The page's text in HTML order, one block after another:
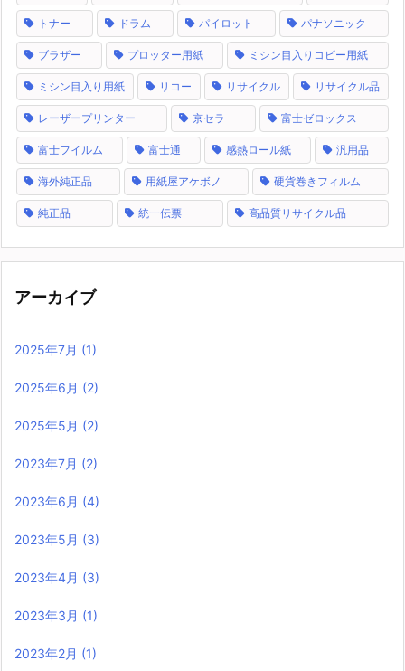
トナー ドラム パイロット パナソニック
ブラザー プロッター用紙 ミシン目入りコピー用紙
ミシン目入り用紙 リコー リサイクル リサイクル品
レーザープリンター 京セラ 富士ゼロックス
富士フイルム 富士通 感熱ロール紙 汎用品
海外純正品 用紙屋アケボノ 硬貨巻きフィルム
純正品 統一伝票 高品質リサイクル品
アーカイブ
2025年7月 (1)
2025年6月 (2)
2025年5月 (2)
2023年7月 (2)
2023年6月 (4)
2023年5月 (3)
2023年4月 (3)
2023年3月 (1)
2023年2月 (1)